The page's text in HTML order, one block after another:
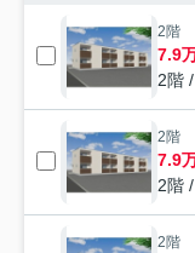
2階
7.9
2階
2階
7.9
2階
2階